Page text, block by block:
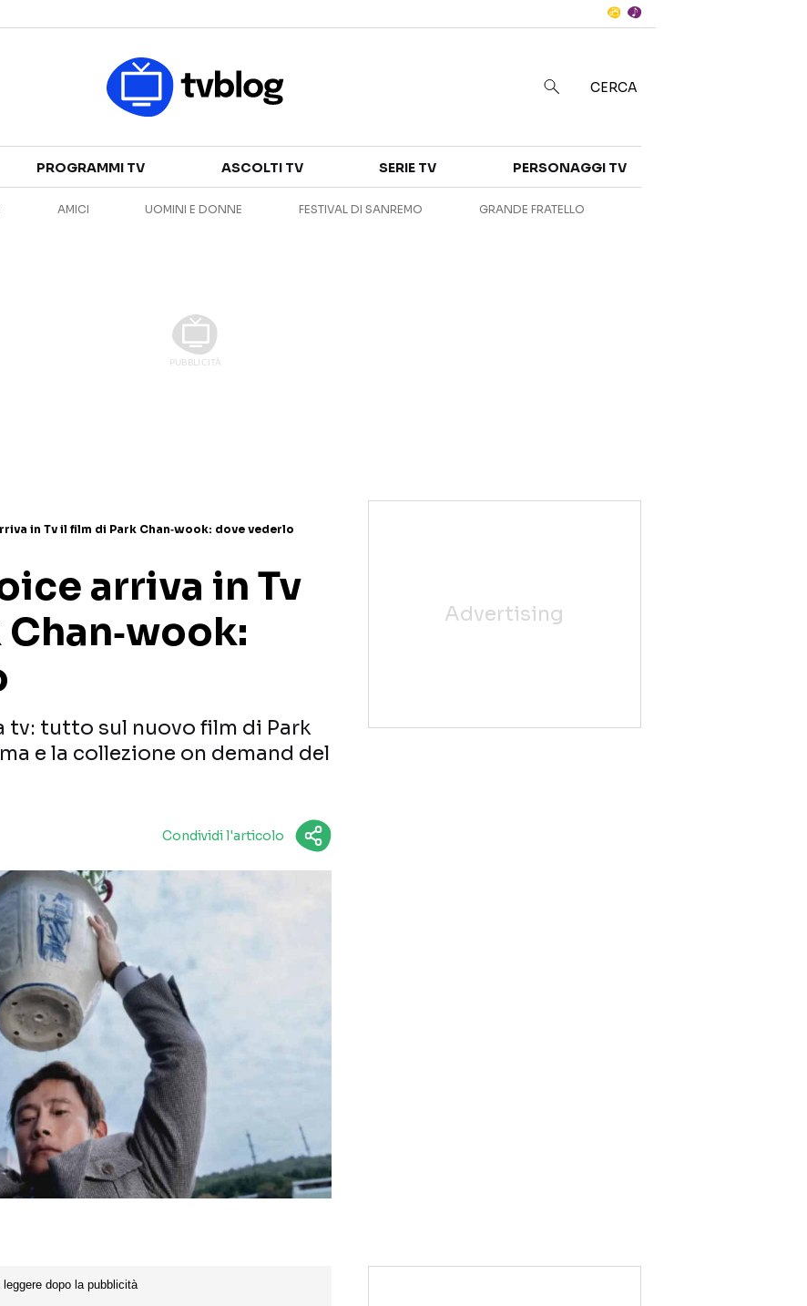
CANALI TV
SERIE TV
ANTEPRIME
CERCA
PROGRAMMI TV ASCOLTI TV SERIE TV PERSONAGGI TV
AMICI UOMINI E DONNE FESTIVAL DI SANREMO GRANDE FRATELLO
in Tv il film di Park Chan‑wook: dove vederlo
arriva in Tv
tv: tutto sul nuovo film di Park
e la collezione on demand del
Condividi l'articolo